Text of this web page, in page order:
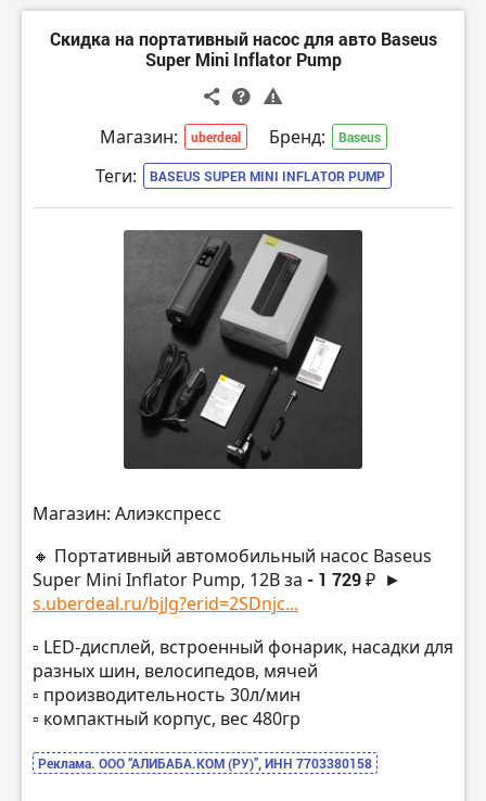
Скидка на портативный насос для авто Baseus
Super Mini Inflator Pump
Магазин: uberdeal Бренд: Baseus
Теги: BASEUS SUPER MINI INFLATOR PUMP
Магазин: Алиэкспресс
🔸 Портативный автомобильный насос Baseus
Super Mini Inflator Pump, 12В за - 1 729 ₽ ►
s.uberdeal.ru/bjJg?erid=2SDnjc...
▫️ LED-дисплей, встроенный фонарик, насадки для
разных шин, велосипедов, мячей
▫️ производительность 30л/мин
▫️ компактный корпус, вес 480гр
Реклама. ООО “АЛИБАБА.КОМ (РУ)”, ИНН 7703380158